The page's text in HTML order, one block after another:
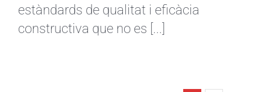
estàndards de qualitat i eficàcia
constructiva que no es [...]